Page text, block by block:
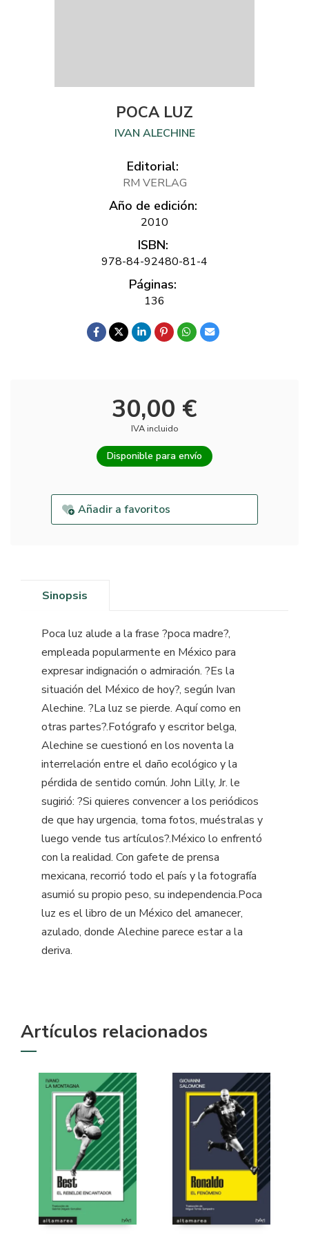
POCA LUZ
IVAN ALECHINE
Editorial:
RM VERLAG
Año de edición:
2010
ISBN:
978-84-92480-81-4
Páginas:
136
30,00 €
IVA incluido
Disponible para envío
Añadir a favoritos
Sinopsis
Poca luz alude a la frase ?poca madre?,
empleada popularmente en México para
expresar indignación o admiración. ?Es la
situación del México de hoy?, según Ivan
Alechine. ?La luz se pierde. Aquí como en
otras partes?.Fotógrafo y escritor belga,
Alechine se cuestionó en los noventa la
interrelación entre el daño ecológico y la
pérdida de sentido común. John Lilly, Jr. le
sugirió: ?Si quieres convencer a los periódicos
de que hay urgencia, toma fotos, muéstralas y
luego vende tus artículos?.México lo enfrentó
con la realidad. Con gafete de prensa
mexicana, recorrió todo el país y la fotografía
asumió su propio peso, su independencia.Poca
luz es el libro de un México del amanecer,
azulado, donde Alechine parece estar a la
deriva.
Artículos relacionados